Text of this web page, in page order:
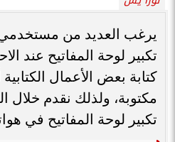
يرغب العديد من
تكبير لوحة المفاتيح عند
كتابة بعض الأعمال
مكتوبة، ولذلك نقدم خلال
تكبير لوحة المفاتيح في